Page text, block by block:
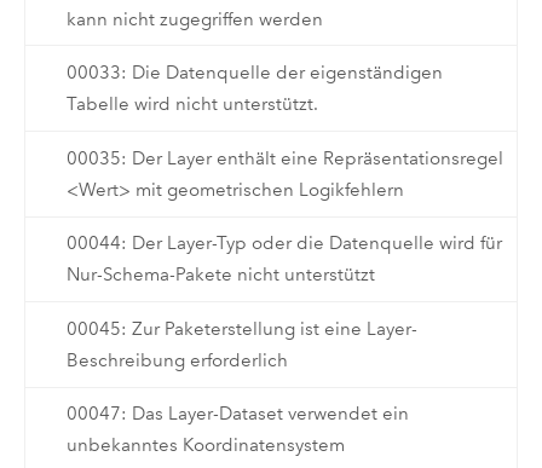
kann nicht zugegriffen werden
00033: Die Datenquelle der eigenständigen
Tabelle wird nicht unterstützt.
00035: Der Layer enthält eine Repräsentationsregel
<Wert> mit geometrischen Logikfehlern
00044: Der Layer-Typ oder die Datenquelle wird für
Nur-Schema-Pakete nicht unterstützt
00045: Zur Paketerstellung ist eine Layer-
Beschreibung erforderlich
00047: Das Layer-Dataset verwendet ein
unbekanntes Koordinatensystem